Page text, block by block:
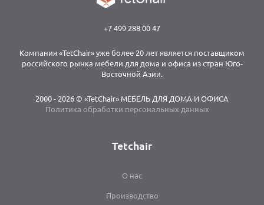
+7 499 288 00 47
Компания «TetChair» уже более 20 лет является поставщиком
российского рынка мебели для дома и офиса из стран Юго-
Восточной Азии.
2000 - 2026 © «TetChair» МЕБЕЛЬ ДЛЯ ДОМА И ОФИСА
Политика обработки персональных данных
Tetchair
О нас
Производство